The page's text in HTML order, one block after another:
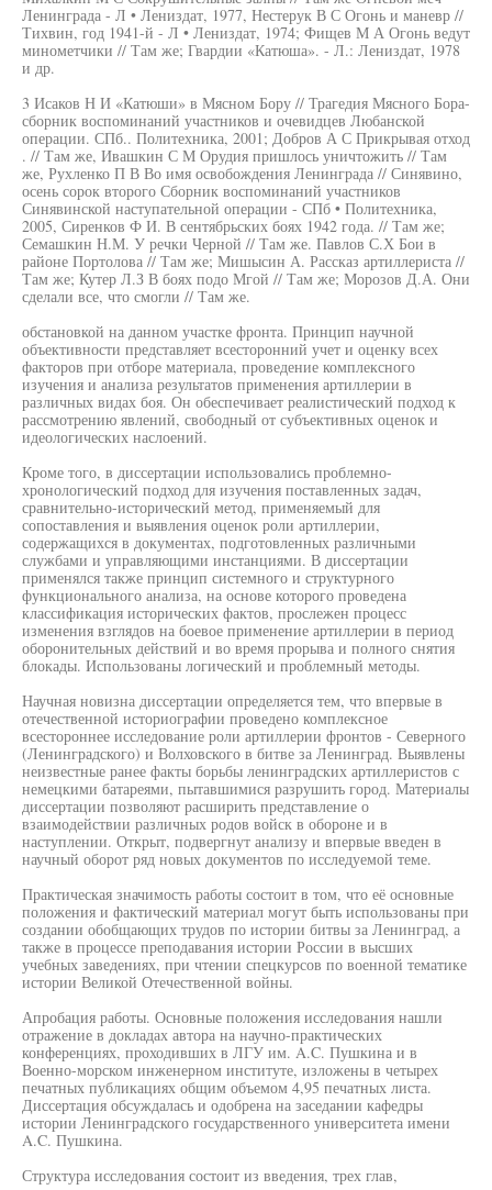
Ленинграда - Л • Лениздат, 1977, Нестерук В С Огонь и маневр //
Тихвин, год 1941-й - Л • Лениздат, 1974; Фищев М А Огонь ведут
минометчики // Там же; Гвардии «Катюша». - Л.: Лениздат, 1978
и др.
3 Исаков Н И «Катюши» в Мясном Бору // Трагедия Мясного Бора-
сборник воспоминаний участников и очевидцев Любанской
операции. СПб.. Политехника, 2001; Добров А С Прикрывая отход
. // Там же, Ивашкин С М Орудия пришлось уничтожить // Там
же, Рухленко П В Во имя освобождения Ленинграда // Синявино,
осень сорок второго Сборник воспоминаний участников
Синявинской наступательной операции - СПб • Политехника,
2005, Сиренков Ф И. В сентябрьских боях 1942 года. // Там же;
Семашкин Н.М. У речки Черной // Там же. Павлов С.Х Бои в
районе Портолова // Там же; Мишысин А. Рассказ артиллериста //
Там же; Кутер Л.З В боях подо Мгой // Там же; Морозов Д.А. Они
сделали все, что смогли // Там же.
обстановкой на данном участке фронта. Принцип научной
объективности представляет всесторонний учет и оценку всех
факторов при отборе материала, проведение комплексного
изучения и анализа результатов применения артиллерии в
различных видах боя. Он обеспечивает реалистический подход к
рассмотрению явлений, свободный от субъективных оценок и
идеологических наслоений.
Кроме того, в диссертации использовались проблемно-
хронологический подход для изучения поставленных задач,
сравнительно-исторический метод, применяемый для
сопоставления и выявления оценок роли артиллерии,
содержащихся в документах, подготовленных различными
службами и управляющими инстанциями. В диссертации
применялся также принцип системного и структурного
функционального анализа, на основе которого проведена
классификация исторических фактов, прослежен процесс
изменения взглядов на боевое применение артиллерии в период
оборонительных действий и во время прорыва и полного снятия
блокады. Использованы логический и проблемный методы.
Научная новизна диссертации определяется тем, что впервые в
отечественной историографии проведено комплексное
всестороннее исследование роли артиллерии фронтов - Северного
(Ленинградского) и Волховского в битве за Ленинград. Выявлены
неизвестные ранее факты борьбы ленинградских артиллеристов с
немецкими батареями, пытавшимися разрушить город. Материалы
диссертации позволяют расширить представление о
взаимодействии различных родов войск в обороне и в
наступлении. Открыт, подвергнут анализу и впервые введен в
научный оборот ряд новых документов по исследуемой теме.
Практическая значимость работы состоит в том, что её основные
положения и фактический материал могут быть использованы при
создании обобщающих трудов по истории битвы за Ленинград, а
также в процессе преподавания истории России в высших
учебных заведениях, при чтении спецкурсов по военной тематике
истории Великой Отечественной войны.
Апробация работы. Основные положения исследования нашли
отражение в докладах автора на научно-практических
конференциях, проходивших в ЛГУ им. A.C. Пушкина и в
Военно-морском инженерном институте, изложены в четырех
печатных публикациях общим объемом 4,95 печатных листа.
Диссертация обсуждалась и одобрена на заседании кафедры
истории Ленинградского государственного университета имени
A.C. Пушкина.
Структура исследования состоит из введения, трех глав,